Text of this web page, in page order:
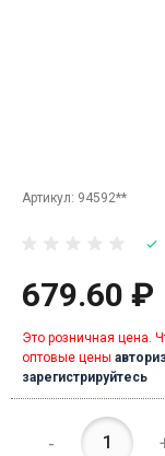
Артикул: 94592**
679.60 ₽
Это розничная цена.
оптовые цены
зарегистрируйтесь
-